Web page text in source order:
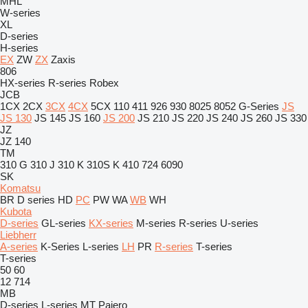
W-series
XL
D-series
H-series
EX ZW ZX Zaxis
806
HX-series R-series Robex
JCB
1CX 2CX 3CX 4CX 5CX 110 411 926 930 8025 8052 G-Series JS
JS 130 JS 145 JS 160 JS 200 JS 210 JS 220 JS 240 JS 260 JS 330
JZ
JZ 140
TM
310 G 310 J 310 K 310S K 410 724 6090
SK
Komatsu
BR D series HD PC PW WA WB WH
Kubota
D-series GL-series KX-series M-series R-series U-series
Liebherr
A-series K-Series L-series LH PR R-series T-series
T-series
50 60
12 714
MB
D-series L-series MT Pajero